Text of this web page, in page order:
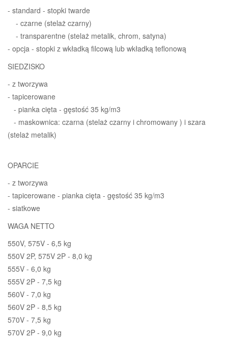
- standard - stopki twarde
- czarne (stelaż czarny)
- transparentne (stelaż metalik, chrom, satyna)
- opcja - stopki z wkładką filcową lub wkładką teflonową
SIEDZISKO
- z tworzywa
- tapicerowane
- pianka cięta - gęstość 35 kg/m3
- maskownica: czarna (stelaż czarny i chromowany ) i szara
(stelaż metalik)
OPARCIE
- z tworzywa
- tapicerowane - pianka cięta - gęstość 35 kg/m3
- siatkowe
WAGA NETTO
550V, 575V - 6,5 kg
550V 2P, 575V 2P - 8,0 kg
555V - 6,0 kg
555V 2P - 7,5 kg
560V - 7,0 kg
560V 2P - 8,5 kg
570V - 7,5 kg
570V 2P - 9,0 kg